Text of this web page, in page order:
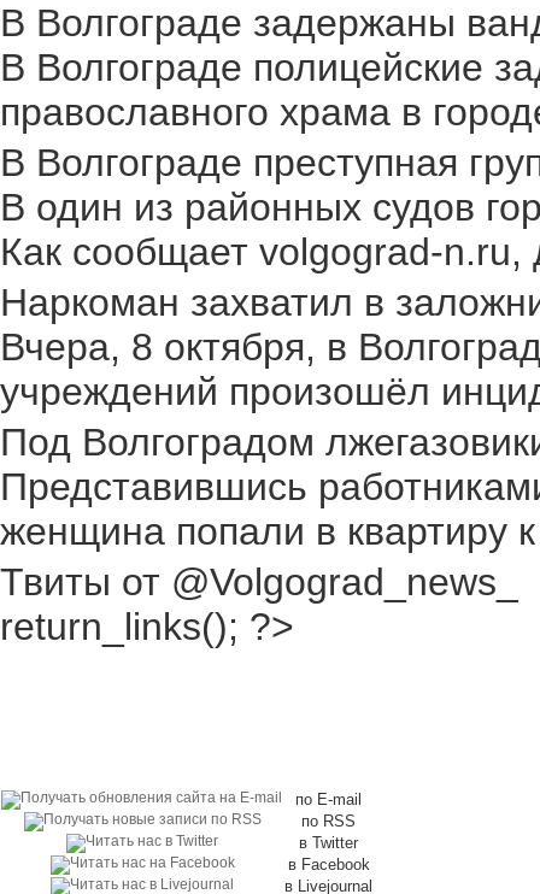
В Волгограде задержаны
В Волгограде полицейские
православного храма в
В Волгограде преступная
В один из районных судов
Как сообщает volgograd-
Наркоман захватил в
Вчера, 8 октября, в
учреждений произошёл
Под Волгоградом
Представившись
женщина попали в квартиру
Твиты от @Volgograd_news_
return_links(); ?>
по E-mail
по RSS
в Twitter
в Facebook
в Livejournal